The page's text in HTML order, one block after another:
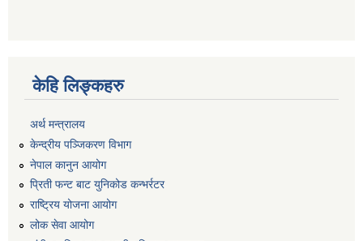
केहि लिङ्कहरु
अर्थ मन्त्रालय
केन्द्रीय पञ्जिकरण विभाग
नेपाल कानुन आयोग
प्रिती फन्ट बाट युनिकोड कन्भर्रटर
राष्ट्रिय योजना आयोग
लोक सेवा आयोग